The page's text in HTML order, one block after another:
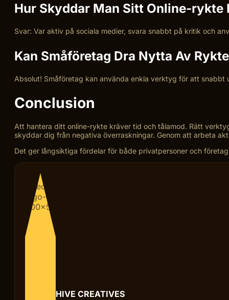
Hur Skyddar Man Sitt Online-rykte
Svar: Var aktiv på sociala medier, svara snabbt på kritik och
Kan Småföretag Dra Nytta Av
Absolut! Småföretag kan använda enkla verktyg för att
Conclusion
Att hantera ditt online-rykte kräver tid och tålamod. Rätt
skyddar dig från negativa överraskningar. Genom att arbeta
Det ger långsiktiga fördelar för både privatpersoner och
HIVE CREATIVES